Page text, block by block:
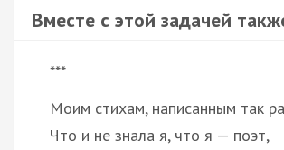
Вместе с этой задачей
***
Моим стихам, написанным так
Что и не знала я, что я — поэт,